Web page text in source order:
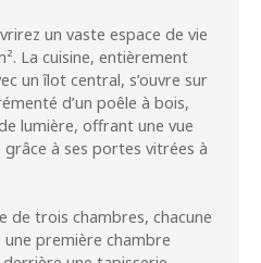
un vaste espace de vie
La cuisine, entièrement
un îlot central, s’ouvre sur
d’un poêle à bois,
lumière, offrant une vue
à ses portes vitrées à
de trois chambres, chacune
première chambre